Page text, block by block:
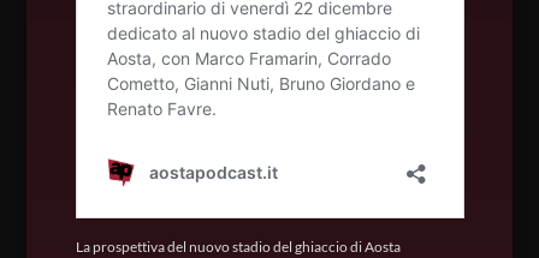
La prospettiva del nuovo stadio del ghiaccio di Aosta